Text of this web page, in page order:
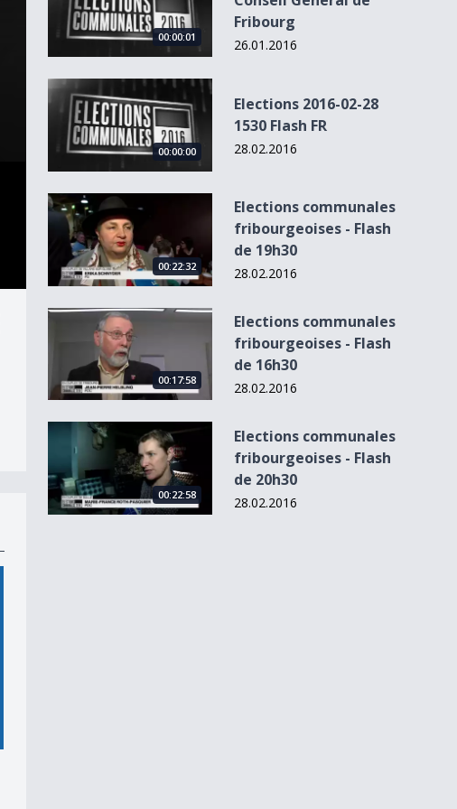
00:00:01
Fribourg
26.01.2016
Elections 2016-02-28 1530 Flash FR
00:00:00
Elections 2016-02-28
1530 Flash FR
28.02.2016
Elections communales fribourgeoises - Flash de 19h30
00:22:32
Elections communales
fribourgeoises - Flash
de 19h30
28.02.2016
Elections communales fribourgeoises - Flash de 16h30
00:17:58
Elections communales
fribourgeoises - Flash
de 16h30
28.02.2016
Elections communales fribourgeoises - Flash de 20h30
00:22:58
Elections communales
fribourgeoises - Flash
de 20h30
28.02.2016